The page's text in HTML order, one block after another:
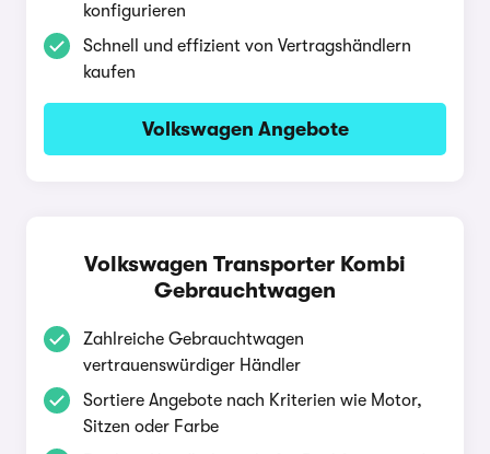
konfigurieren
Schnell und effizient von Vertragshändlern
kaufen
Volkswagen Angebote
Volkswagen Transporter Kombi
Gebrauchtwagen
Zahlreiche Gebrauchtwagen
vertrauenswürdiger Händler
Sortiere Angebote nach Kriterien wie Motor,
Sitzen oder Farbe